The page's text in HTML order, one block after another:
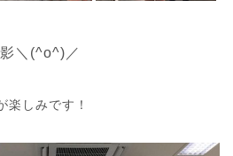
＼(^o^)／
楽しみです！